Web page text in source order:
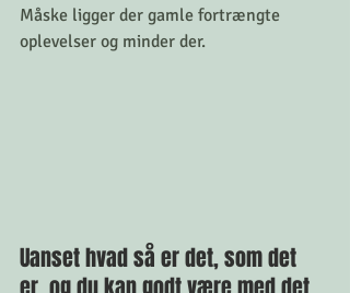
Måske ligger der gamle fortrængte
oplevelser og minder der.
Uanset hvad så er det, som det